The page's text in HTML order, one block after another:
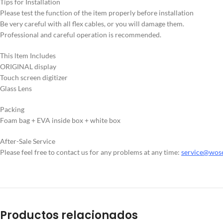
Tips for Installation
Please test the function of the item properly before installation
Be very careful with all flex cables, or you will damage them.
Professional and careful operation is recommended.
This ltem Includes
ORIGINAL display
Touch screen digitizer
Glass Lens
Packing
Foam bag + EVA inside box + white box
After-Sale Service
Please feel free to contact us for any problems at any time:
Productos relacionados